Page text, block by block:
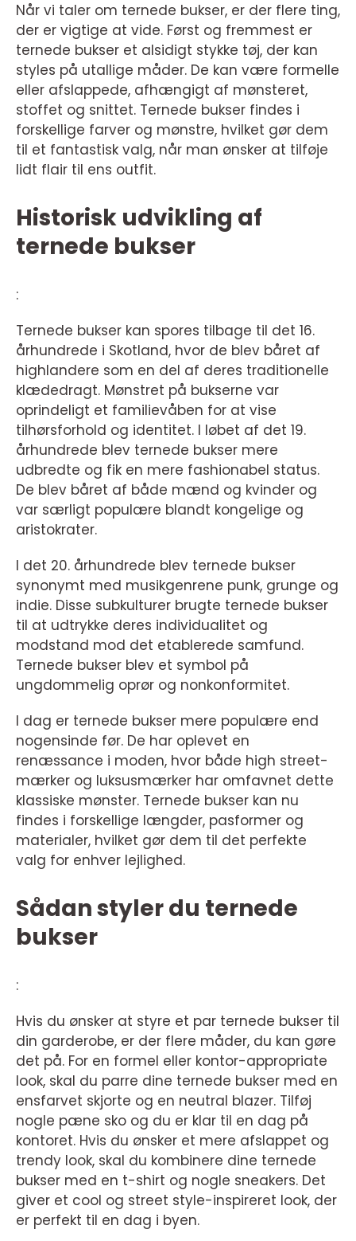
Når vi taler om ternede bukser, er der flere ting,
der er vigtige at vide. Først og fremmest er
ternede bukser et alsidigt stykke tøj, der kan
styles på utallige måder. De kan være formelle
eller afslappede, afhængigt af mønsteret,
stoffet og snittet. Ternede bukser findes i
forskellige farver og mønstre, hvilket gør dem
til et fantastisk valg, når man ønsker at tilføje
lidt flair til ens outfit.
Historisk udvikling af
ternede bukser
:
Ternede bukser kan spores tilbage til det 16.
århundrede i Skotland, hvor de blev båret af
highlandere som en del af deres traditionelle
klædedragt. Mønstret på bukserne var
oprindeligt et familievåben for at vise
tilhørsforhold og identitet. I løbet af det 19.
århundrede blev ternede bukser mere
udbredte og fik en mere fashionabel status.
De blev båret af både mænd og kvinder og
var særligt populære blandt kongelige og
aristokrater.
I det 20. århundrede blev ternede bukser
synonymt med musikgenrene punk, grunge og
indie. Disse subkulturer brugte ternede bukser
til at udtrykke deres individualitet og
modstand mod det etablerede samfund.
Ternede bukser blev et symbol på
ungdommelig oprør og nonkonformitet.
I dag er ternede bukser mere populære end
nogensinde før. De har oplevet en
renæssance i moden, hvor både high street-
mærker og luksusmærker har omfavnet dette
klassiske mønster. Ternede bukser kan nu
findes i forskellige længder, pasformer og
materialer, hvilket gør dem til det perfekte
valg for enhver lejlighed.
Sådan styler du ternede
bukser
:
Hvis du ønsker at styre et par ternede bukser til
din garderobe, er der flere måder, du kan gøre
det på. For en formel eller kontor-appropriate
look, skal du parre dine ternede bukser med en
ensfarvet skjorte og en neutral blazer. Tilføj
nogle pæne sko og du er klar til en dag på
kontoret. Hvis du ønsker et mere afslappet og
trendy look, skal du kombinere dine ternede
bukser med en t-shirt og nogle sneakers. Det
giver et cool og street style-inspireret look, der
er perfekt til en dag i byen.